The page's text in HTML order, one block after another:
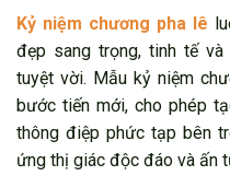
Kỷ niệm chương pha lê
đẹp sang trọng, tinh tế và
tuyệt vời. Mẫu kỷ niệm
bước tiến mới, cho phép
thông điệp phức tạp bên
ứng thị giác độc đáo và ấn